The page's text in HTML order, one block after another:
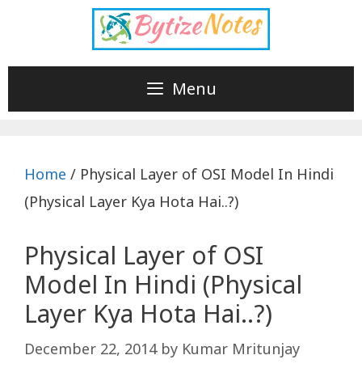
content
Menu
Home / Physical Layer of OSI Model In Hindi
(Physical Layer Kya Hota Hai..?)
Physical Layer of OSI
Model In Hindi (Physical
Layer Kya Hota Hai..?)
December 22, 2014 by Kumar Mritunjay